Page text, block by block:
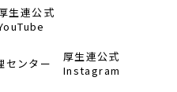
生連公式
厚生連公式
Instagram